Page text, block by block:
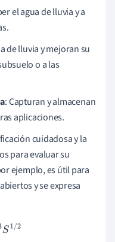
el agua de lluvia y a
de lluvia y mejoran su
o a las
: Capturan y almacenan
aplicaciones.
cuidadosa y la
para evaluar su
ejemplo, es útil para
y se expresa
1/2